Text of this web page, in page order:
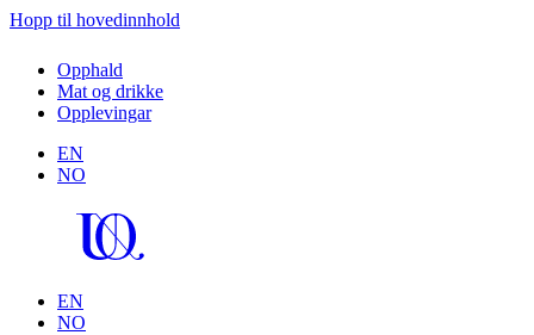
Hopp til hovedinnhold
Opphald
Mat og drikke
Opplevingar
EN
NO
EN
NO